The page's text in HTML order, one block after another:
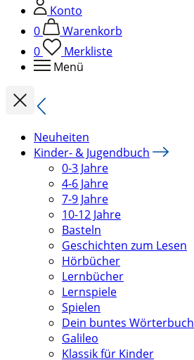
Konto
0
Warenkorb
0
Merkliste
Menü
Neuheiten
Kinder- & Jugendbuch
0-3 Jahre
4-6 Jahre
7-9 Jahre
10-12 Jahre
Basteln
Geschichten zum Lesen
Hörbücher
Lernbücher
Lernspiele
Spielen
Dein buntes Wörterbuch
Galileo
Klassik für Kinder